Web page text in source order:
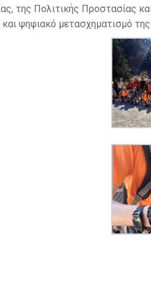
της Πολιτικής Προστασίας
ψηφιακό μετασχηματισμό της